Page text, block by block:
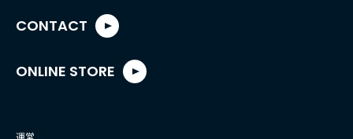
CONTACT
ONLINE STORE
運営